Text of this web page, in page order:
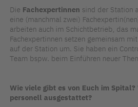
Die Fachexpertinnen sind der Station
eine (manchmal zwei)
arbeiten auch im Schichtbetrieb, das
Fachexpertinnen setzen gemeinsam
auf der Station um. Sie haben ein
Team bspw. beim Einführen neuer
Wie viele gibt es von Euch im
personell ausgestattet?